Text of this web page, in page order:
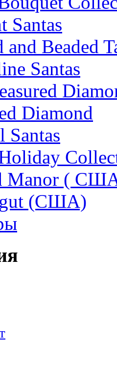
Santas
and Beaded
Santas
Diamond
Santas
Manor (
(США)